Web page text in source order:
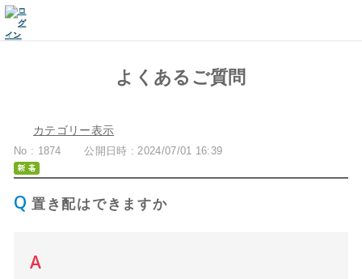
よくあるご質問
カテゴリー表示
No : 1874 公開日時 : 2024/07/01 16:39
置き配はできますか